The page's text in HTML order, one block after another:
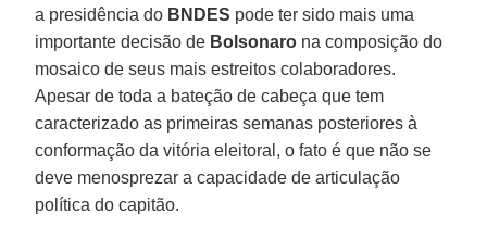
a presidência do BNDES pode ter sido mais uma
importante decisão de Bolsonaro na composição do
mosaico de seus mais estreitos colaboradores.
Apesar de toda a bateção de cabeça que tem
caracterizado as primeiras semanas posteriores à
conformação da vitória eleitoral, o fato é que não se
deve menosprezar a capacidade de articulação
política do capitão.